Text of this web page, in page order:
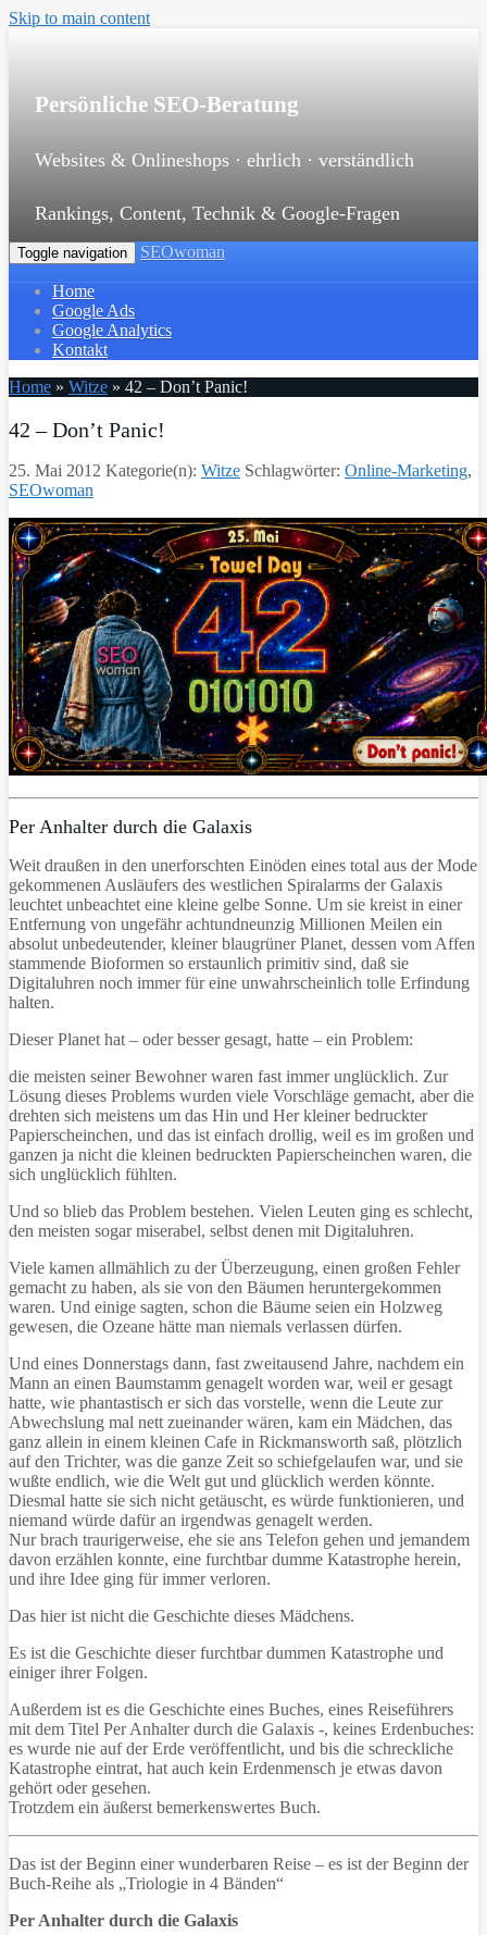
Skip to main content
Persönliche SEO-Beratung
Websites & Onlineshops · ehrlich · verständlich
Rankings, Content, Technik & Google-Fragen
Toggle navigation SEOwoman
Home
Google Ads
Google Analytics
Kontakt
Home » Witze » 42 – Don’t Panic!
42 – Don’t Panic!
25. Mai 2012 Kategorie(n): Witze Schlagwörter: Online-Marketing,
SEOwoman
Per Anhalter durch die Galaxis
Weit draußen in den unerforschten Einöden eines total aus der Mode
gekommenen Ausläufers des westlichen Spiralarms der Galaxis
leuchtet unbeachtet eine kleine gelbe Sonne. Um sie kreist in einer
Entfernung von ungefähr achtundneunzig Millionen Meilen ein
absolut unbedeutender, kleiner blaugrüner Planet, dessen vom Affen
stammende Bioformen so erstaunlich primitiv sind, daß sie
Digitaluhren noch immer für eine unwahrscheinlich tolle Erfindung
halten.
Dieser Planet hat – oder besser gesagt, hatte – ein Problem:
die meisten seiner Bewohner waren fast immer unglücklich. Zur
Lösung dieses Problems wurden viele Vorschläge gemacht, aber die
drehten sich meistens um das Hin und Her kleiner bedruckter
Papierscheinchen, und das ist einfach drollig, weil es im großen und
ganzen ja nicht die kleinen bedruckten Papierscheinchen waren, die
sich unglücklich fühlten.
Und so blieb das Problem bestehen. Vielen Leuten ging es schlecht,
den meisten sogar miserabel, selbst denen mit Digitaluhren.
Viele kamen allmählich zu der Überzeugung, einen großen Fehler
gemacht zu haben, als sie von den Bäumen heruntergekommen
waren. Und einige sagten, schon die Bäume seien ein Holzweg
gewesen, die Ozeane hätte man niemals verlassen dürfen.
Und eines Donnerstags dann, fast zweitausend Jahre, nachdem ein
Mann an einen Baumstamm genagelt worden war, weil er gesagt
hatte, wie phantastisch er sich das vorstelle, wenn die Leute zur
Abwechslung mal nett zueinander wären, kam ein Mädchen, das
ganz allein in einem kleinen Cafe in Rickmansworth saß, plötzlich
auf den Trichter, was die ganze Zeit so schiefgelaufen war, und sie
wußte endlich, wie die Welt gut und glücklich werden könnte.
Diesmal hatte sie sich nicht getäuscht, es würde funktionieren, und
niemand würde dafür an irgendwas genagelt werden.
Nur brach traurigerweise, ehe sie ans Telefon gehen und jemandem
davon erzählen konnte, eine furchtbar dumme Katastrophe herein,
und ihre Idee ging für immer verloren.
Das hier ist nicht die Geschichte dieses Mädchens.
Es ist die Geschichte dieser furchtbar dummen Katastrophe und
einiger ihrer Folgen.
Außerdem ist es die Geschichte eines Buches, eines Reiseführers
mit dem Titel Per Anhalter durch die Galaxis -, keines Erdenbuches:
es wurde nie auf der Erde veröffentlicht, und bis die schreckliche
Katastrophe eintrat, hat auch kein Erdenmensch je etwas davon
gehört oder gesehen.
Trotzdem ein äußerst bemerkenswertes Buch.
Das ist der Beginn einer wunderbaren Reise – es ist der Beginn der
Buch-Reihe als „Triologie in 4 Bänden“
Per Anhalter durch die Galaxis